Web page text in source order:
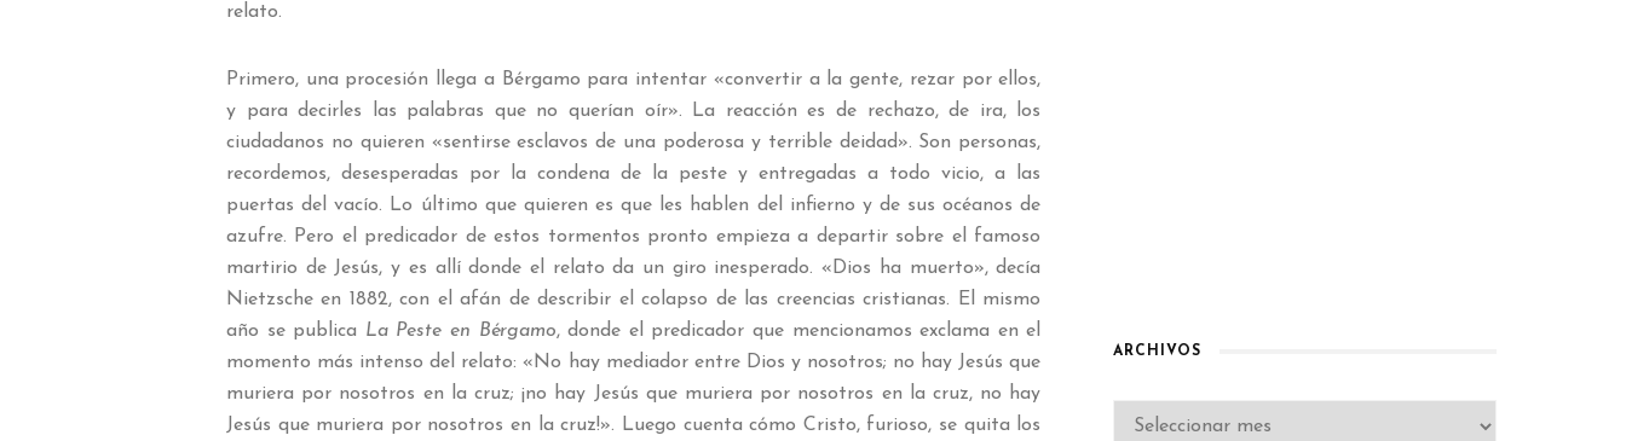
relato.
Primero, una procesión llega a Bérgamo para intentar «convertir a la gente, rezar por ellos,
y para decirles las palabras que no querían oír». La reacción es de rechazo, de ira, los
ciudadanos no quieren «sentirse esclavos de una poderosa y terrible deidad». Son personas,
recordemos, desesperadas por la condena de la peste y entregadas a todo vicio, a las
puertas del vacío. Lo último que quieren es que les hablen del infierno y de sus océanos de
azufre. Pero el predicador de estos tormentos pronto empieza a departir sobre el famoso
martirio de Jesús, y es allí donde el relato da un giro inesperado. «Dios ha muerto», decía
Nietzsche en 1882, con el afán de describir el colapso de las creencias cristianas. El mismo
año se publica La Peste en Bérgamo, donde el predicador que mencionamos exclama en el
momento más intenso del relato: «No hay mediador entre Dios y nosotros; no hay Jesús que
muriera por nosotros en la cruz; ¡no hay Jesús que muriera por nosotros en la cruz, no hay
Jesús que muriera por nosotros en la cruz!». Luego cuenta cómo Cristo, furioso, se quita los
ARCHIVOS